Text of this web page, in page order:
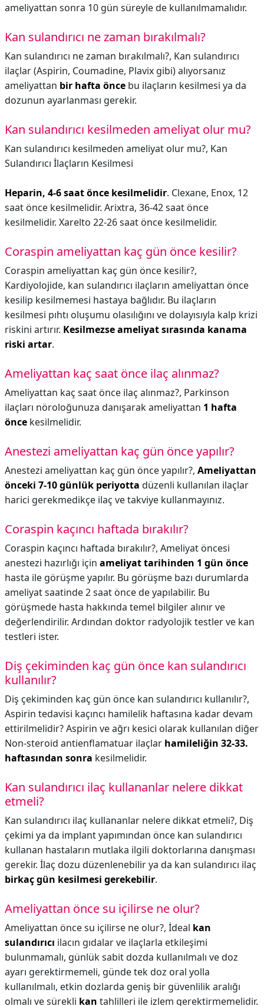
ameliyattan sonra 10 gün süreyle de kullanılmamalıdır.
Kan sulandırıcı ne zaman bırakılmalı?
Kan sulandırıcı ne zaman bırakılmalı?, Kan sulandırıcı
ilaçlar (Aspirin, Coumadine, Plavix gibi) alıyorsanız
ameliyattan bir hafta önce bu ilaçların kesilmesi ya da
dozunun ayarlanması gerekir.
Kan sulandırıcı kesilmeden ameliyat olur mu?
Kan sulandırıcı kesilmeden ameliyat olur mu?, Kan
Sulandırıcı İlaçların Kesilmesi
Heparin, 4-6 saat önce kesilmelidir. Clexane, Enox, 12
saat önce kesilmelidir. Arixtra, 36-42 saat önce
kesilmelidir. Xarelto 22-26 saat önce kesilmelidir.
Coraspin ameliyattan kaç gün önce kesilir?
Coraspin ameliyattan kaç gün önce kesilir?,
Kardiyolojide, kan sulandırıcı ilaçların ameliyattan önce
kesilip kesilmemesi hastaya bağlıdır. Bu ilaçların
kesilmesi pıhtı oluşumu olasılığını ve dolayısıyla kalp krizi
riskini artırır. Kesilmezse ameliyat sırasında kanama
riski artar.
Ameliyattan kaç saat önce ilaç alınmaz?
Ameliyattan kaç saat önce ilaç alınmaz?, Parkinson
ilaçları nöroloğunuza danışarak ameliyattan 1 hafta
önce kesilmelidir.
Anestezi ameliyattan kaç gün önce yapılır?
Anestezi ameliyattan kaç gün önce yapılır?, Ameliyattan
önceki 7-10 günlük periyotta düzenli kullanılan ilaçlar
harici gerekmedikçe ilaç ve takviye kullanmayınız.
Coraspin kaçıncı haftada bırakılır?
Coraspin kaçıncı haftada bırakılır?, Ameliyat öncesi
anestezi hazırlığı için ameliyat tarihinden 1 gün önce
hasta ile görüşme yapılır. Bu görüşme bazı durumlarda
ameliyat saatinde 2 saat önce de yapılabilir. Bu
görüşmede hasta hakkında temel bilgiler alınır ve
değerlendirilir. Ardından doktor radyolojik testler ve kan
testleri ister.
Diş çekiminden kaç gün önce kan sulandırıcı
kullanılır?
Diş çekiminden kaç gün önce kan sulandırıcı kullanılır?,
Aspirin tedavisi kaçıncı hamilelik haftasına kadar devam
ettirilmelidir? Aspirin ve ağrı kesici olarak kullanılan diğer
Non-steroid antienflamatuar ilaçlar hamileliğin 32-33.
haftasından sonra kesilmelidir.
Kan sulandırıcı ilaç kullananlar nelere dikkat
etmeli?
Kan sulandırıcı ilaç kullananlar nelere dikkat etmeli?, Diş
çekimi ya da implant yapımından önce kan sulandırıcı
kullanan hastaların mutlaka ilgili doktorlarına danışması
gerekir. İlaç dozu düzenlenebilir ya da kan sulandırıcı ilaç
birkaç gün kesilmesi gerekebilir.
Ameliyattan önce su içilirse ne olur?
Ameliyattan önce su içilirse ne olur?, İdeal kan
sulandırıcı ilacın gıdalar ve ilaçlarla etkileşimi
bulunmamalı, günlük sabit dozda kullanılmalı ve doz
ayarı gerektirmemeli, günde tek doz oral yolla
kullanılmalı, etkin dozlarda geniş bir güvenlilik aralığı
olmalı ve sürekli kan tahlilleri ile izlem gerektirmemelidir.